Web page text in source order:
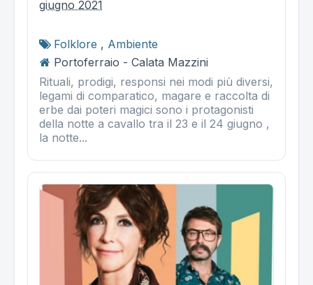
giugno 2021
Folklore , Ambiente
Portoferraio - Calata Mazzini
Rituali, prodigi, responsi nei modi più diversi,
legami di comparatico, magare e raccolta di
erbe dai poteri magici sono i protagonisti
della notte a cavallo tra il 23 e il 24 giugno ,
la notte...